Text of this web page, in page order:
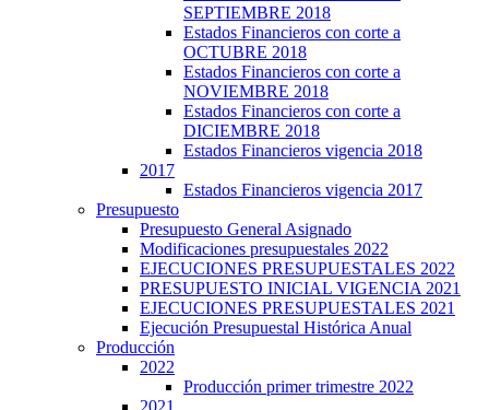
SEPTIEMBRE 2018
Estados Financieros con corte a
OCTUBRE 2018
Estados Financieros con corte a
NOVIEMBRE 2018
Estados Financieros con corte a
DICIEMBRE 2018
Estados Financieros vigencia 2018
2017
Estados Financieros vigencia 2017
Presupuesto
Presupuesto General Asignado
Modificaciones presupuestales 2022
EJECUCIONES PRESUPUESTALES 2022
PRESUPUESTO INICIAL VIGENCIA 2021
EJECUCIONES PRESUPUESTALES 2021
Ejecución Presupuestal Histórica Anual
Producción
2022
Producción primer trimestre 2022
2021